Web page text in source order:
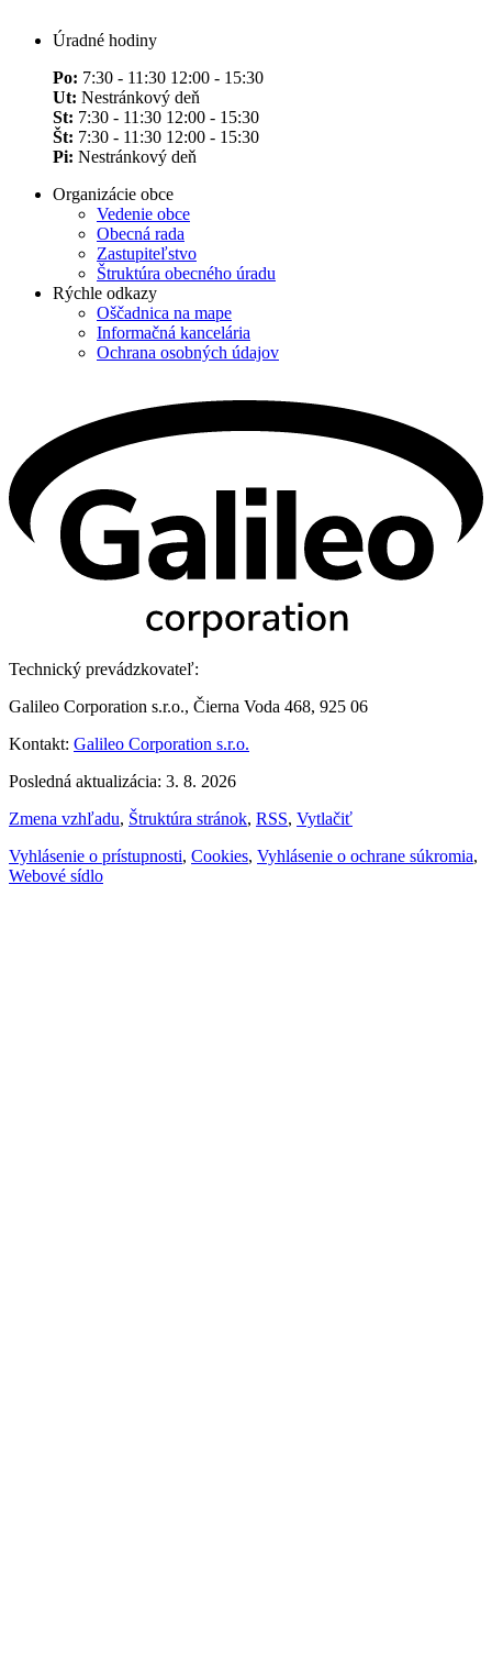
Úradné hodiny
Po: 7:30 - 11:30 12:00 - 15:30
Ut: Nestránkový deň
St: 7:30 - 11:30 12:00 - 15:30
Št: 7:30 - 11:30 12:00 - 15:30
Pi: Nestránkový deň
Organizácie obce
Vedenie obce
Obecná rada
Zastupiteľstvo
Štruktúra obecného úradu
Rýchle odkazy
Oščadnica na mape
Informačná kancelária
Ochrana osobných údajov
Technický prevádzkovateľ:
Galileo Corporation s.r.o., Čierna Voda 468, 925 06
Kontakt: Galileo Corporation s.r.o.
Posledná aktualizácia: 3. 8. 2026
Zmena vzhľadu, Štruktúra stránok, RSS, Vytlačiť
Vyhlásenie o prístupnosti, Cookies, Vyhlásenie o ochrane súkromia,
Webové sídlo